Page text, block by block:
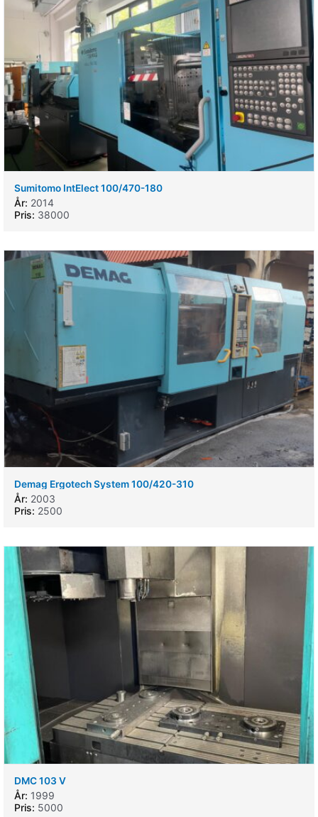
Sumitomo IntElect 100/470-180
År: 2014
Pris: 38000
Demag Ergotech System 100/420-310
År: 2003
Pris: 2500
DMC 103 V
År: 1999
Pris: 5000